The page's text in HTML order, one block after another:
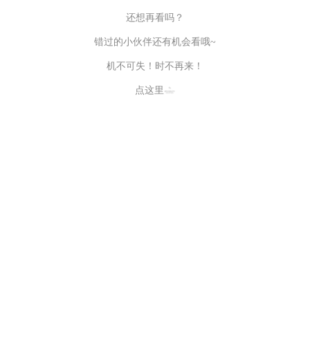
还想再看吗？
错过的小伙伴还有机会看哦~
机不可失！时不再来！
点这里